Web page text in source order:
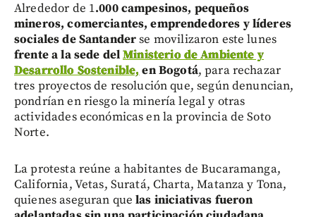
Alrededor de 1.000 campesinos, pequeños
mineros, comerciantes, emprendedores y líderes
sociales de Santanderse movilizaron este lunes
frente a la sede delMinisterio de Ambiente y
Desarrollo Sostenible, en Bogotá, para rechazar
tres proyectos de resolución que, según denuncian,
pondrían en riesgo la minería legal y otras
actividades económicas en la provincia de Soto
Norte.
La protesta reúne a habitantes de Bucaramanga,
California, Vetas, Suratá, Charta, Matanza y Tona,
quienes aseguran quelas iniciativas fueron